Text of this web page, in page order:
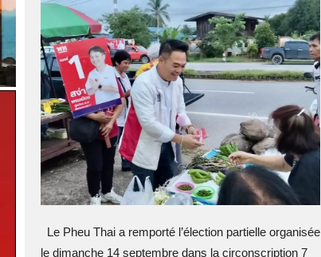
Le Pheu Thai a remporté l’élection partielle organisée
le dimanche 14 septembre dans la circonscription 7